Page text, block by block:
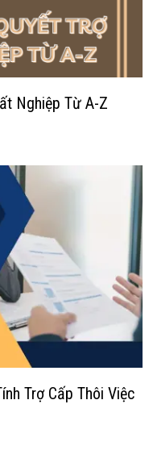
Nghiệp Từ A-Z
Trợ Cấp Thôi Việc